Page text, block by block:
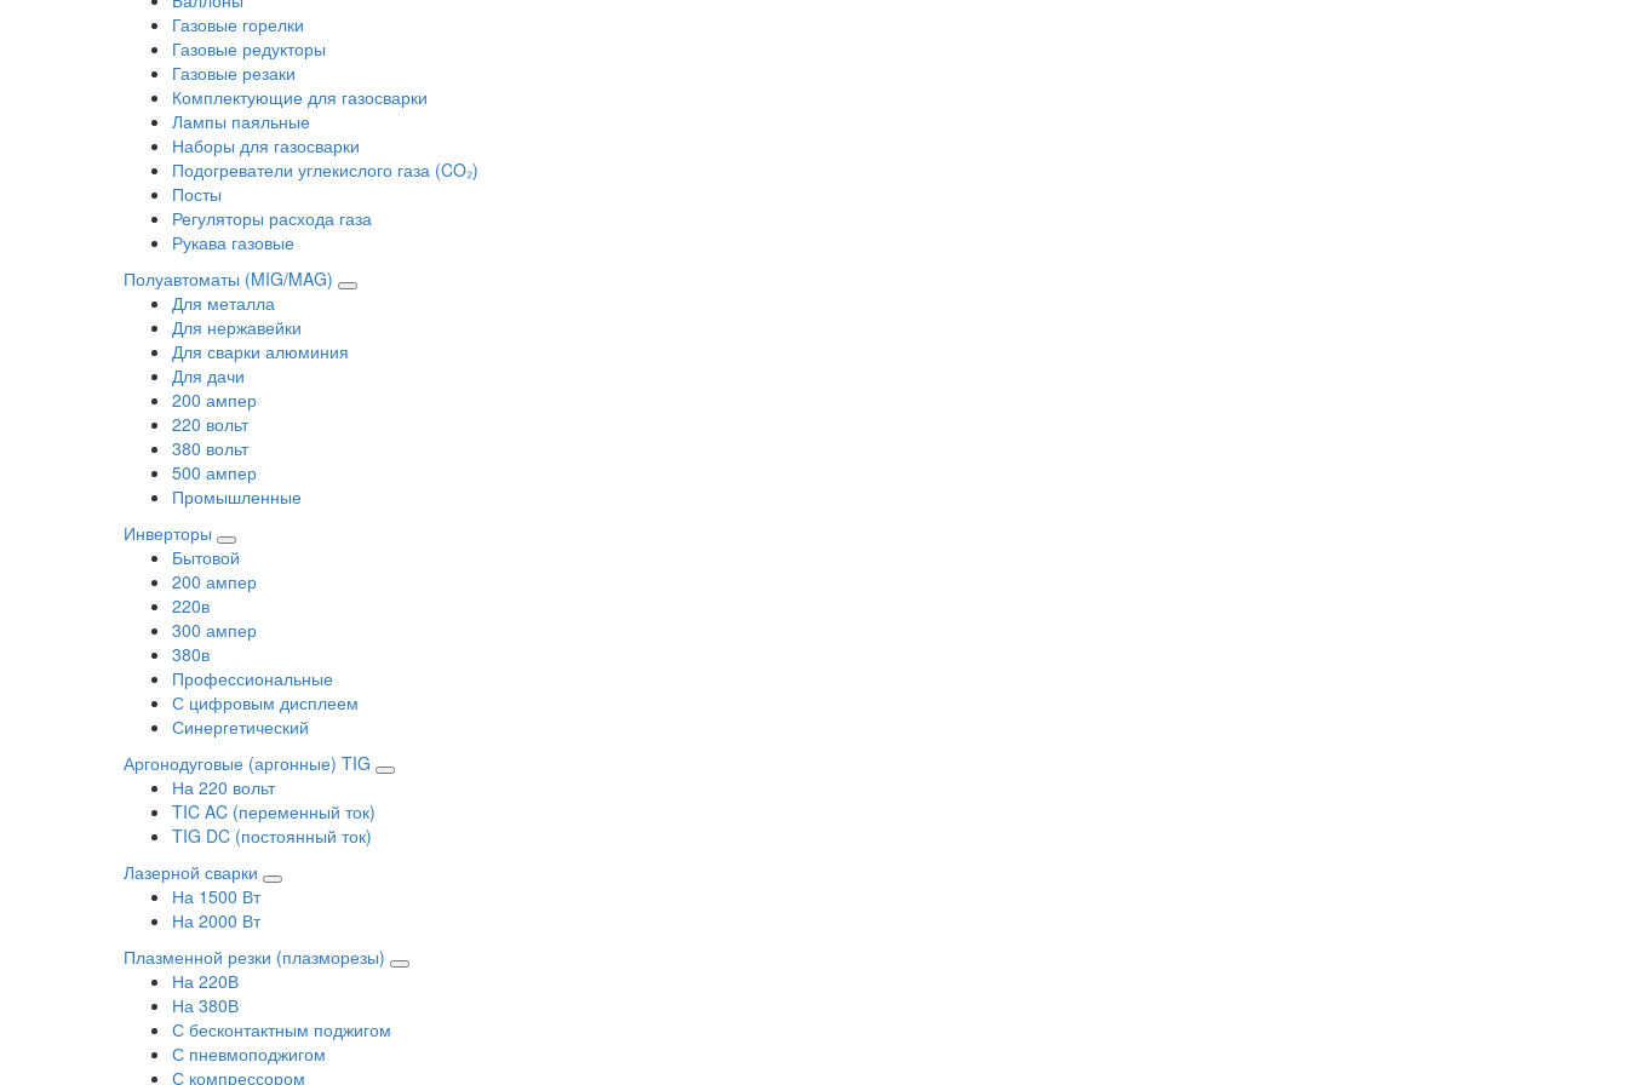
Газовые горелки
Газовые редукторы
Газовые резаки
Комплектующие для газосварки
Лампы паяльные
Наборы для газосварки
Подогреватели углекислого газа (CO₂)
Посты
Регуляторы расхода газа
Рукава газовые
Полуавтоматы (MIG/MAG)
Для металла
Для нержавейки
Для сварки алюминия
Для дачи
200 ампер
220 вольт
380 вольт
500 ампер
Промышленные
Инверторы
Бытовой
200 ампер
220в
300 ампер
380в
Профессиональные
С цифровым дисплеем
Синергетический
Аргонодуговые (аргонные) TIG
На 220 вольт
TIC AC (переменный ток)
TIG DC (постоянный ток)
Лазерной сварки
На 1500 Вт
На 2000 Вт
Плазменной резки (плазморезы)
На 220В
На 380В
С бесконтактным поджигом
С пневмоподжигом
С компрессором